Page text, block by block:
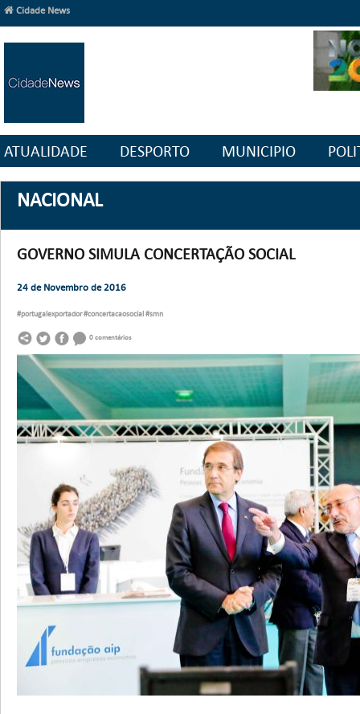
Cidade News
ATUALIDADE DESPORTO MUNICIPIO
NACIONAL
GOVERNO SIMULA CONCERTAÇÃO SOCIAL
24 de Novembro de 2016
#portugalexportador#concertacaosocial #smn
0 comentários